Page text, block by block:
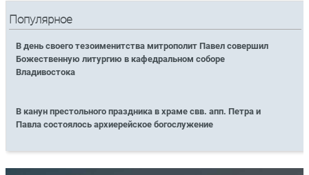
Популярное
В день своего тезоименитства митрополит Павел совершил
Божественную литургию в кафедральном соборе
Владивостока
В канун престольного праздника в храме свв. апп. Петра и
Павла состоялось архиерейское богослужение